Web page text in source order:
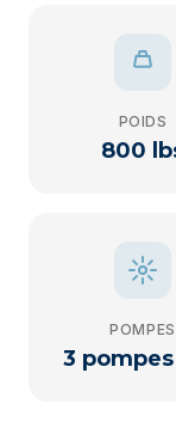
POIDS
800
POMPES
3